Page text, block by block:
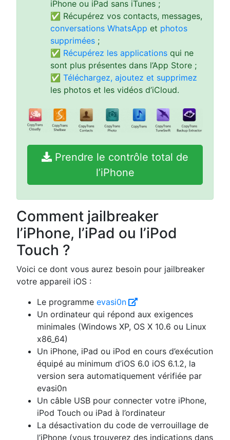
iPhone ou iPad sans iTunes ;
✅ Récupérez vos contacts, messages,
conversations WhatsApp et photos
supprimées ;
✅ Récupérez les applications qui ne
sont plus présentes dans l’App Store ;
✅ Téléchargez, ajoutez et supprimez
les photos et les vidéos d’iCloud.
Prendre le contrôle total de
l’iPhone
Comment jailbreaker
l’iPhone, l’iPad ou l’iPod
Touch ?
Voici ce dont vous aurez besoin pour jailbreaker
votre appareil iOS :
Le programme evasi0n
Un ordinateur qui répond aux exigences
minimales (Windows XP, OS X 10.6 ou Linux
x86_64)
Un iPhone, iPad ou iPod en cours d’exécution
équipé au minimum d’iOS 6.0 iOS 6.1.2, la
version sera automatiquement vérifiée par
evasi0n
Un câble USB pour connecter votre iPhone,
iPod Touch ou iPad à l’ordinateur
La désactivation du code de verrouillage de
l’iPhone (vous trouverez des indications dans